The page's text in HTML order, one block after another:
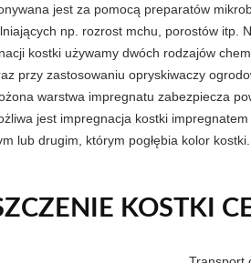
jest za pomocą preparatów
np. rozrost mchu, porostów itp.
kostki używamy dwóch rodzajów
przy zastosowaniu opryskiwaczy
warstwa impregnatu zabezpiecza
jest impregnacja kostki impregnatem
lub drugim, którym pogłębia kolor kostki.
KOSTKI